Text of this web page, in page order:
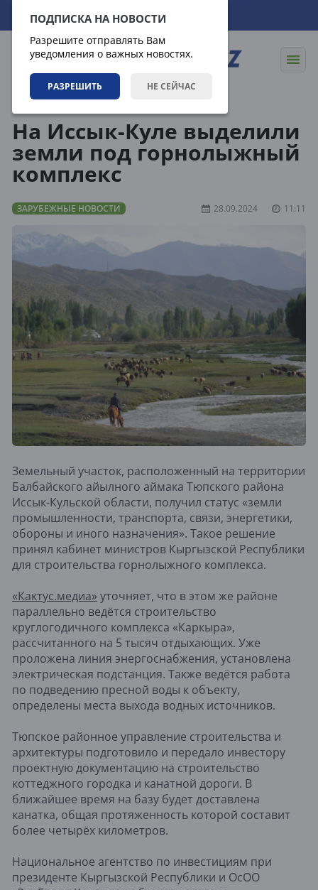
ПОДПИСКА НА НОВОСТИ
Разрешите отправлять Вам
уведомления о важных новостях.
РАЗРЕШИТЬ НЕ СЕЙЧАС
09.08.2026 17:56:09
На Иссык-Куле выделили
земли под горнолыжный
комплекс
ЗАРУБЕЖНЫЕ НОВОСТИ 28.09.2024 11:11
Земельный участок, расположенный на территории
Балбайского айылного аймака Тюпского района
Иссык-Кульской области, получил статус «земли
промышленности, транспорта, связи, энергетики,
обороны и иного назначения». Такое решение
принял кабинет министров Кыргызской Республики
для строительства горнолыжного комплекса.
«Кактус.медиа» уточняет, что в этом же районе
параллельно ведётся строительство
круглогодичного комплекса «Каркыра»,
рассчитанного на 5 тысяч отдыхающих. Уже
проложена линия энергоснабжения, установлена
электрическая подстанция. Также ведётся работа
по подведению пресной воды к объекту,
определены места выхода водных источников.
Тюпское районное управление строительства и
архитектуры подготовило и передало инвестору
проектную документацию на строительство
коттеджного городка и канатной дороги. В
ближайшее время на базу будет доставлена
канатка, общая протяженность которой составит
более четырёх километров.
Национальное агентство по инвестициям при
президенте Кыргызской Республики и ОсОО